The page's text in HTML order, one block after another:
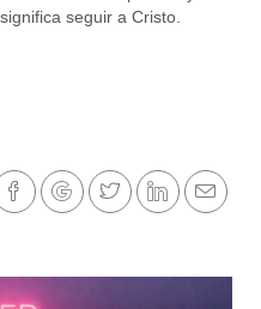
seguir a Cristo.